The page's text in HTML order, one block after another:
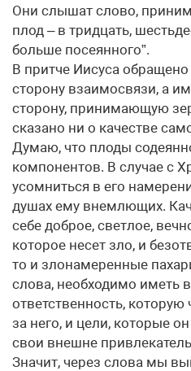
Они слышат слово,
плод – в тридцать,
больше посеянного”.
В притче Иисуса
сторону взаимосвязи, а
сторону, принимающую
сказано ни о качестве
Думаю, что плоды
компонентов. В случае с
усомниться в его
душах ему внемлющих.
себе доброе, светлое,
которое несет зло, и
то и злонамеренные
слова, необходимо иметь
ответственность,
за него, и цели, которые
свои внешне
Значит, через слова мы